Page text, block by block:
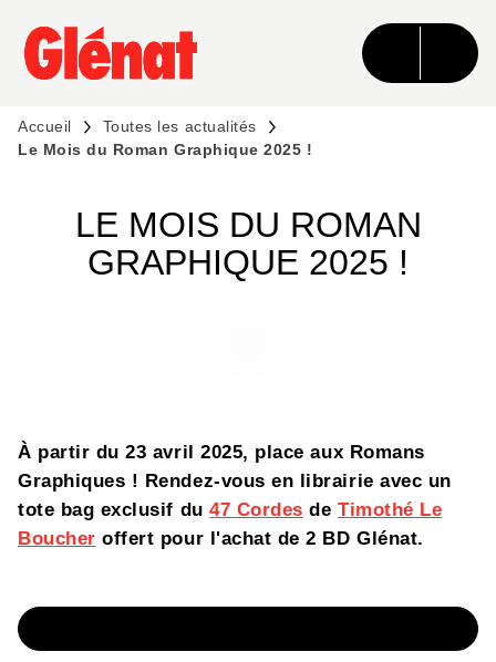
MENU RECHERCHE CONTENU
PIED DE PAGE
Accueil
Toutes les actualités
Le Mois du Roman Graphique 2025 !
LE MOIS DU ROMAN
GRAPHIQUE 2025 !
À partir du 23 avril 2025, place aux Romans
Graphiques ! Rendez-vous en librairie avec un
tote bag exclusif du47 Cordes deTimothé Le
Boucher offert pour l'achat de 2 BD Glénat.